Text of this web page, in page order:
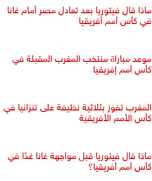
ماذا قال فيتوريا بعد تعادل مصر أمام غانا
في كأس أمم أفريقيا
موعد مباراة منتخب المغرب المقبلة في
كأس أمم إفريقيا
المغرب تفوز بثلاثية نظيفة على تنزانيا في
كأس الأمم الأفريقية
ماذا قال فيتوريا قبل مواجهة غانا غدًا في
كأس أمم أفريقيا؟